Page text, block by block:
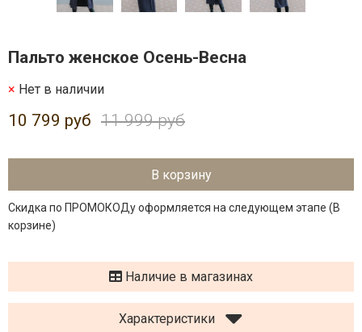
Пальто женское Осень-Весна
Нет в наличии
10 799 руб 11 999 руб
В корзину
Скидка по ПРОМОКОДу оформляется на следующем этапе (В
корзине)
Наличие в магазинах
Характеристики